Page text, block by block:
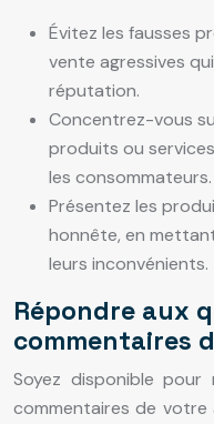
Évitez les fausses
vente agressives
réputation.
Concentrez-vous
produits ou
les consommateurs.
Présentez les
honnête, en
leurs inconvénients.
Répondre aux
commentaires
Soyez disponible
commentaires de